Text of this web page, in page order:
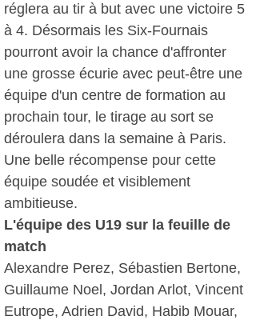
réglera au tir à but avec une victoire 5
à 4. Désormais les Six-Fournais
pourront avoir la chance d'affronter
une grosse écurie avec peut-être une
équipe d'un centre de formation au
prochain tour, le tirage au sort se
déroulera dans la semaine à Paris.
Une belle récompense pour cette
équipe soudée et visiblement
ambitieuse.
L'équipe des U19 sur la feuille de
match
Alexandre Perez, Sébastien Bertone,
Guillaume Noel, Jordan Arlot, Vincent
Eutrope, Adrien David, Habib Mouar,